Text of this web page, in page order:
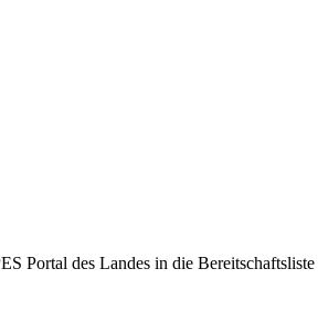
Portal des Landes in die